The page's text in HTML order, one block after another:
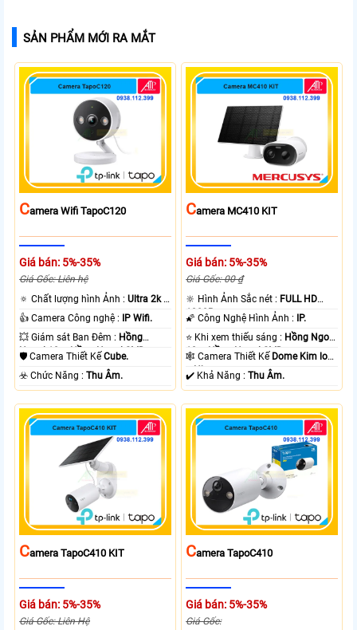
SẢN PHẨM MỚI RA MẮT
CAmera Wifi TapoC120
Giá bán: 5%-35%
Giá Gốc: Liên hệ
🔅 Chất lượng hình Ảnh :Ultra 2k +
.
👍 Camera Công nghệ :
IP Wifi.
💥 Giám sát Ban Đêm : Hồng
Ngoại 10m Hồng Ngoại SMD.
🛡 Camera Thiết KếCube.
️☣️ Chức Năng :Thu Âm.
CAmera MC410 KIT
Giá bán: 5%-35%
Giá Gốc: 00 ₫
🔆 Hình Ảnh Sắc nét : FULL HD
1080P .
🌠 Công Nghệ Hình Ảnh :
IP.
⭐ Khi xem thiếu sáng : Hồng Ngoại
10m Hồng Ngoại SMD.
🕸️ Camera Thiết Kế Dome Kim loại
+ Nhựa.
️✔️ Khả Năng :Thu Âm.
CAmera TapoC410 KIT
Giá bán: 5%-35%
Giá Gốc: Liên Hệ
CAmera TapoC410
Giá bán: 5%-35%
Giá Gốc: